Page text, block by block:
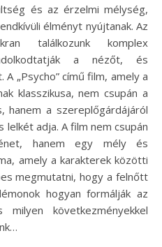
és az érzelmi mélység,
élményt nyújtanak. Az
találkozunk komplex
a nézőt, és
„Psycho” című film, amely a
klasszikusa, nem csupán a
hanem a szereplőgárdájáról
adja. A film nem csupán
hanem egy mély és
amely a karakterek közötti
megmutatni, hogy a felnőtt
hogyan formálják az
következményekkel